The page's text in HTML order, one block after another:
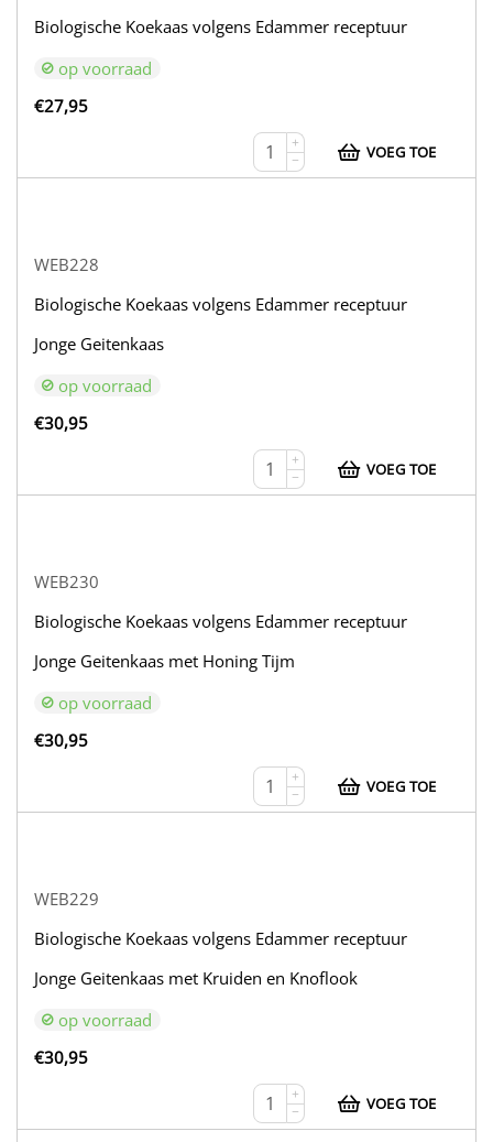
Biologische Koekaas volgens Edammer receptuur
op voorraad
€27,95
+
−
VOEG TOE
WEB228
Biologische Koekaas volgens Edammer receptuur
Jonge Geitenkaas
op voorraad
€30,95
+
−
VOEG TOE
WEB230
Biologische Koekaas volgens Edammer receptuur
Jonge Geitenkaas met Honing Tijm
op voorraad
€30,95
+
−
VOEG TOE
WEB229
Biologische Koekaas volgens Edammer receptuur
Jonge Geitenkaas met Kruiden en Knoflook
op voorraad
€30,95
+
−
VOEG TOE